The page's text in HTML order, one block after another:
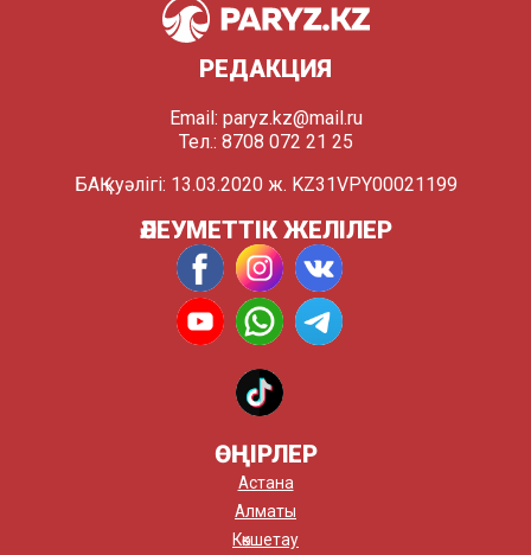
РЕДАКЦИЯ
Email: paryz.kz@mail.ru
Тел.: 8708 072 21 25
БАҚ куәлігі: 13.03.2020 ж. KZ31VPY00021199
ӘЛЕУМЕТТІК ЖЕЛІЛЕР
ӨҢІРЛЕР
Астана
Алматы
Көкшетау